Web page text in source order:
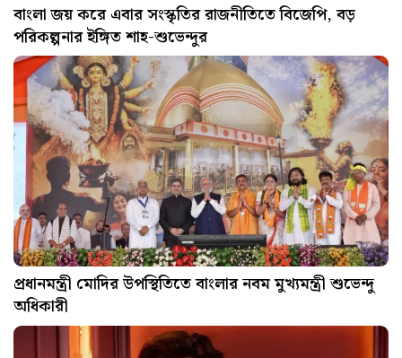
বাংলা জয় করে এবার সংস্কৃতির রাজনীতিতে বিজেপি, বড়
পরিকল্পনার ইঙ্গিত শাহ-শুভেন্দুর
প্রধানমন্ত্রী মোদির উপস্থিতিতে বাংলার নবম মুখ্যমন্ত্রী শুভেন্দু
অধিকারী